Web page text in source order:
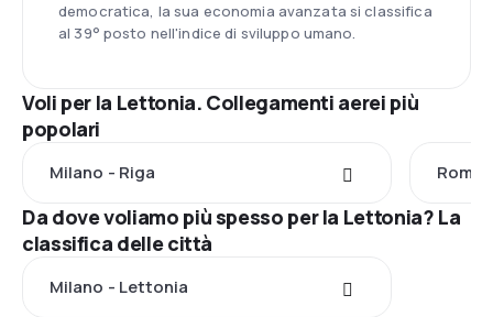
democratica, la sua economia avanzata si classifica
al 39° posto nell'indice di sviluppo umano.
Voli per la Lettonia. Collegamenti aerei più
popolari
Milano - Riga Roma
Da dove voliamo più spesso per la Lettonia? La
classifica delle città
Milano - Lettonia